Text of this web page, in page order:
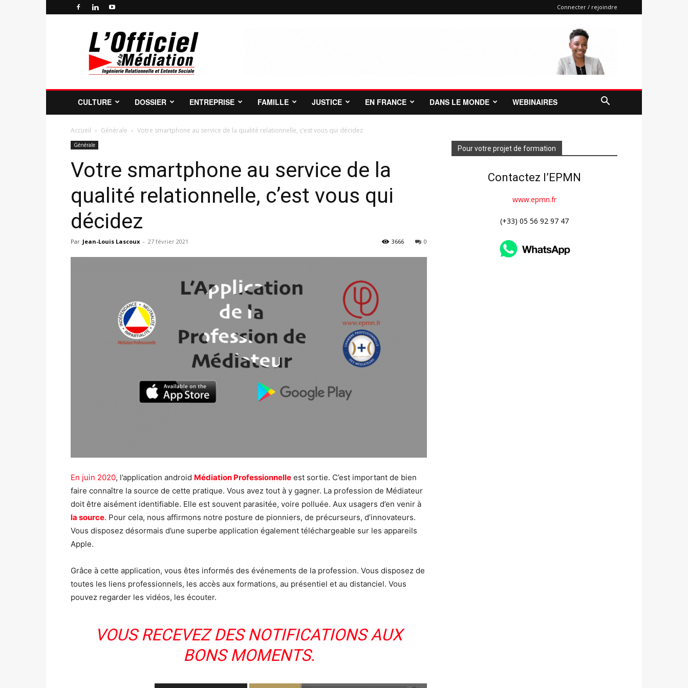
Connecter / rejoindre
Officiel
Médiation
Professionnelle
et
de
Médiateur
CULTURE DOSSIER ENTREPRISE FAMILLE JUSTICE EN FRANCE DANS LE MONDE WEBINAIRES
Accueil Générale Votre smartphone au service de la qualité relationnelle, c’est vous qui décidez
Générale
Votre smartphone au service de la
qualité relationnelle, c’est vous qui
décidez
Par Jean-Louis Lascoux - 27 février 2021 0
3666
En juin 2020, l’application android Médiation Professionnelle est sortie. C’est important de bien
faire connaître la source de cette pratique. Vous avez tout à y gagner. La profession de Médiateur
doit être aisément identifiable. Elle est souvent parasitée, voire polluée. Aux usagers d’en venir à
la source. Pour cela, nous affirmons notre posture de pionniers, de précurseurs, d’innovateurs.
Vous disposez désormais d’une superbe application également téléchargeable sur les appareils
Apple.
Grâce à cette application, vous êtes informés des événements de la profession. Vous disposez de
toutes les liens professionnels, les accès aux formations, au présentiel et au distanciel. Vous
pouvez regarder les vidéos, les écouter.
VOUS RECEVEZ DES NOTIFICATIONS AUX
BONS MOMENTS.
Pour votre projet de formation
Contactez l’EPMN
www.epmn.fr
(+33) 05 56 92 97 47